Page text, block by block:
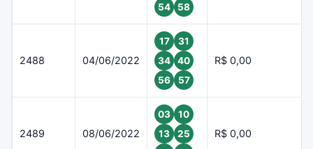
54
58
2488 04/06/2022
17
31
34
40
56
57
R$ 0,00
2489 08/06/2022
03
10
13
25
R$ 0,00